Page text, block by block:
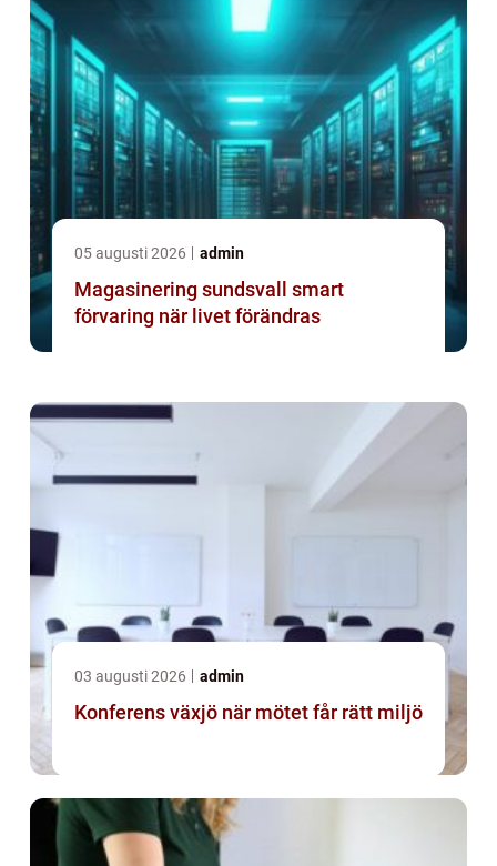
05 augusti 2026 admin
Magasinering sundsvall smart
förvaring när livet förändras
03 augusti 2026 admin
Konferens växjö när mötet får rätt miljö